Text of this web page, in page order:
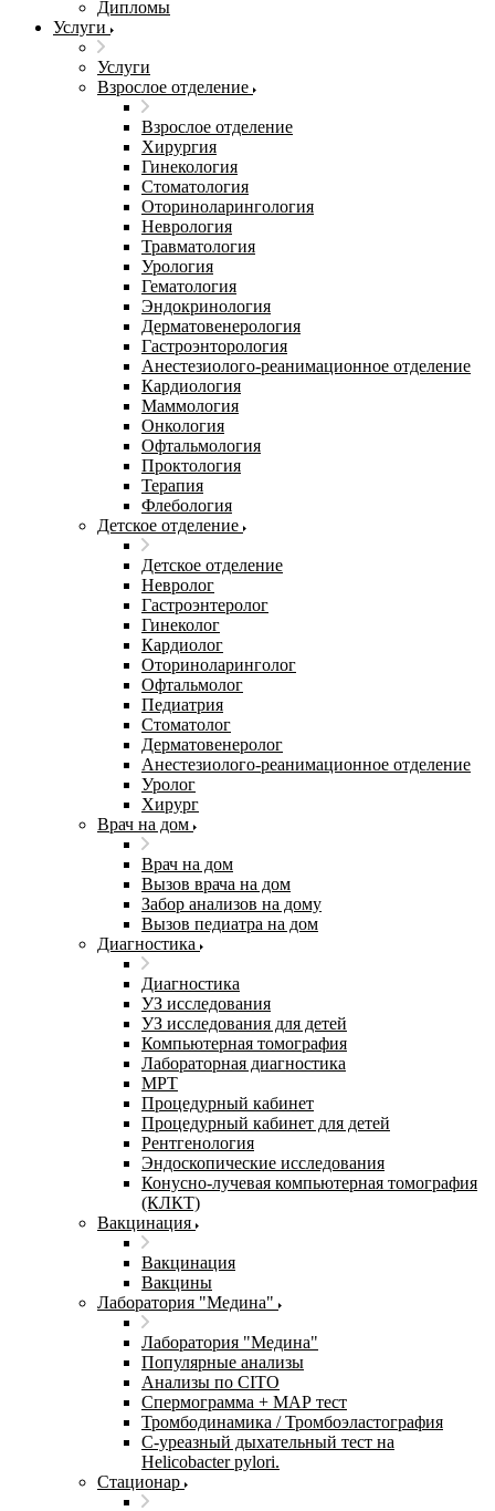
Дипломы
Услуги
Услуги
Взрослое отделение
Взрослое отделение
Хирургия
Гинекология
Стоматология
Оториноларингология
Неврология
Травматология
Урология
Гематология
Эндокринология
Дерматовенерология
Гастроэнторология
Анестезиолого-реанимационное отделение
Кардиология
Маммология
Онкология
Офтальмология
Проктология
Терапия
Флебология
Детское отделение
Детское отделение
Невролог
Гастроэнтеролог
Гинеколог
Кардиолог
Оториноларинголог
Офтальмолог
Педиатрия
Стоматолог
Дерматовенеролог
Анестезиолого-реанимационное отделение
Уролог
Хирург
Врач на дом
Врач на дом
Вызов врача на дом
Забор анализов на дому
Вызов педиатра на дом
Диагностика
Диагностика
УЗ исследования
УЗ исследования для детей
Компьютерная томография
Лабораторная диагностика
МРТ
Процедурный кабинет
Процедурный кабинет для детей
Рентгенология
Эндоскопические исследования
Конусно-лучевая компьютерная томография
(КЛКТ)
Вакцинация
Вакцинация
Вакцины
Лаборатория "Медина"
Лаборатория "Медина"
Популярные анализы
Анализы по CITO
Спермограмма + МАР тест
Тромбодинамика / Тромбоэластография
С-уреазный дыхательный тест на
Helicobacter pylori.
Стационар